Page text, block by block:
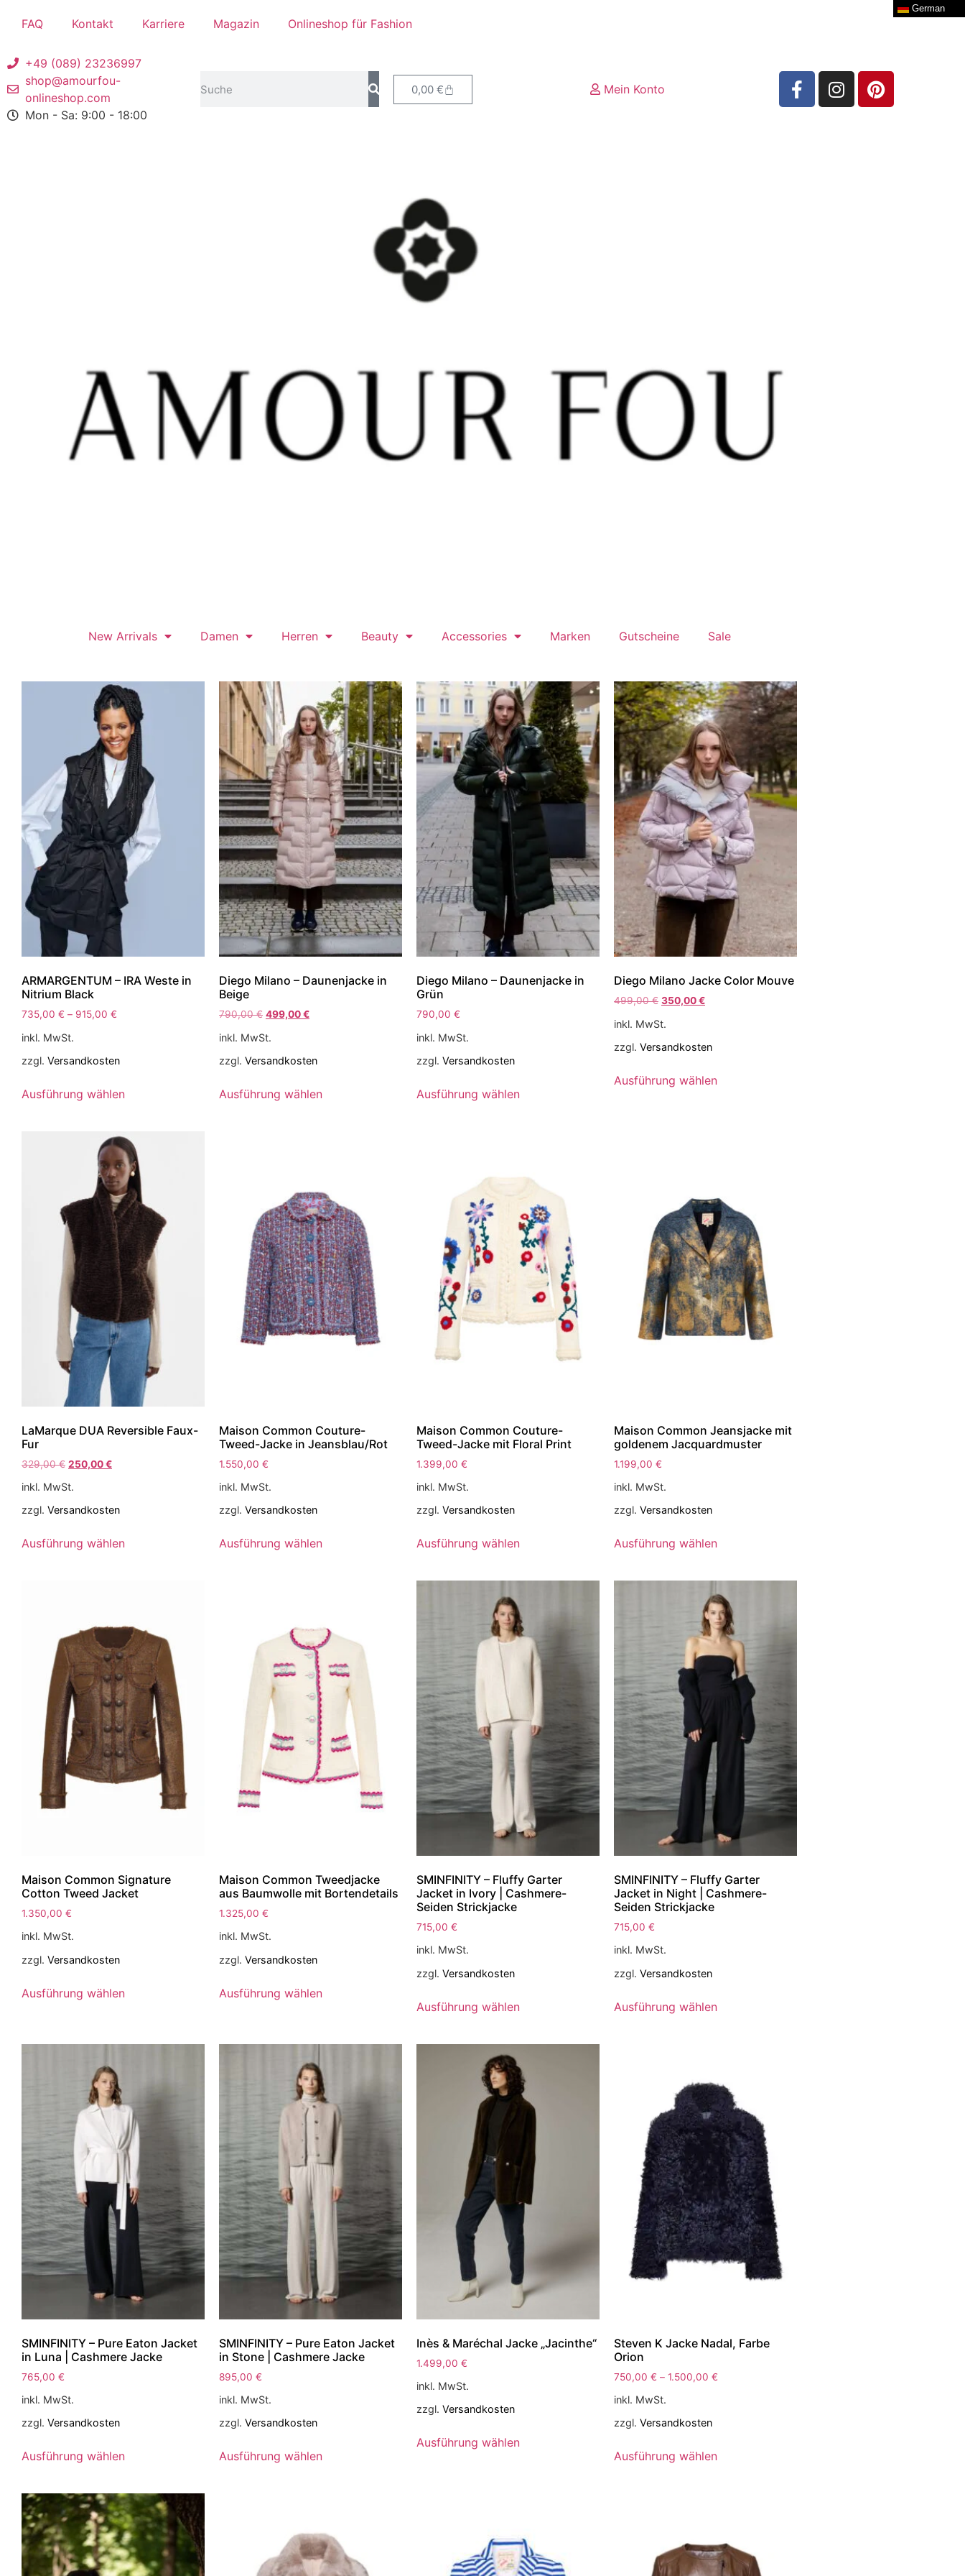
FAQ Kontakt Karriere Magazin Onlineshop für Fashion
+49 (089) 23236997
shop@amourfou-
onlineshop.com
Mon - Sa: 9:00 - 18:00
0,00 € Mein Konto
New Arrivals Damen Herren Beauty Accessories Marken Gutscheine Sale
ARMARGENTUM – IRA Weste in
Nitrium Black
735,00 € – 915,00 €
inkl. MwSt.
zzgl. Versandkosten
Ausführung wählen
Diego Milano – Daunenjacke in
Beige
790,00€ 499,00€
inkl. MwSt.
zzgl. Versandkosten
Ausführung wählen
Diego Milano – Daunenjacke in
Grün
790,00 €
inkl. MwSt.
zzgl. Versandkosten
Ausführung wählen
Diego Milano Jacke Color Mouve
499,00€ 350,00€
inkl. MwSt.
zzgl. Versandkosten
Ausführung wählen
LaMarque DUA Reversible Faux-
Fur
329,00€ 250,00€
inkl. MwSt.
zzgl. Versandkosten
Ausführung wählen
Maison Common Couture-
Tweed-Jacke in Jeansblau/Rot
1.550,00 €
inkl. MwSt.
zzgl. Versandkosten
Ausführung wählen
Maison Common Couture-
Tweed-Jacke mit Floral Print
1.399,00 €
inkl. MwSt.
zzgl. Versandkosten
Ausführung wählen
Maison Common Jeansjacke mit
goldenem Jacquardmuster
1.199,00 €
inkl. MwSt.
zzgl. Versandkosten
Ausführung wählen
Maison Common Signature
Cotton Tweed Jacket
1.350,00 €
inkl. MwSt.
zzgl. Versandkosten
Ausführung wählen
Maison Common Tweedjacke
aus Baumwolle mit Bortendetails
1.325,00 €
inkl. MwSt.
zzgl. Versandkosten
Ausführung wählen
SMINFINITY – Fluffy Garter
Jacket in Ivory | Cashmere-
Seiden Strickjacke
715,00 €
inkl. MwSt.
zzgl. Versandkosten
Ausführung wählen
SMINFINITY – Fluffy Garter
Jacket in Night | Cashmere-
Seiden Strickjacke
715,00 €
inkl. MwSt.
zzgl. Versandkosten
Ausführung wählen
SMINFINITY – Pure Eaton Jacket
in Luna | Cashmere Jacke
765,00 €
inkl. MwSt.
zzgl. Versandkosten
Ausführung wählen
SMINFINITY – Pure Eaton Jacket
in Stone | Cashmere Jacke
895,00 €
inkl. MwSt.
zzgl. Versandkosten
Ausführung wählen
Inès & Maréchal Jacke „Jacinthe“
1.499,00 €
inkl. MwSt.
zzgl. Versandkosten
Ausführung wählen
Steven K Jacke Nadal, Farbe
Orion
750,00 € – 1.500,00 €
inkl. MwSt.
zzgl. Versandkosten
Ausführung wählen
German